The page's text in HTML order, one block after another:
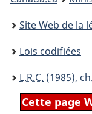
are
here:
Site Web de la
Lois codifiées
L.R.C. (1985),
Cette page